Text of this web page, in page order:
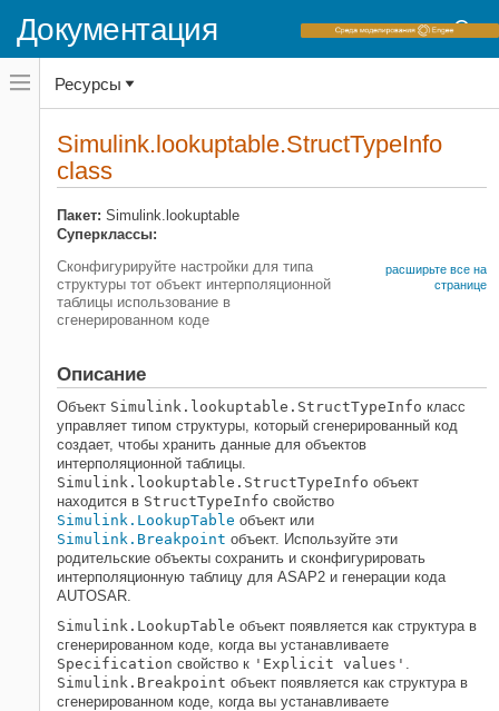
Документация
Переключатель
навигационного
меню
переключатель
навигационного
Simulink
Моделирование
Проектирование поведения модели
Нелинейность
Класс
SIMULINK.LOOKUPTABLE.STRUCTTYPEINFO
НА ЭТОЙ СТРАНИЦЕ
Конструкция
Свойства
Копировать семантику
Смотрите также
Ресурсы
Simulink.lookuptable.StructTypeInfo
class
Пакет: Simulink.lookuptable
Суперклассы:
Сконфигурируйте настройки для типа
структуры тот объект интерполяционной
таблицы использование в
сгенерированном коде
расширьте все на
странице
Описание
Объект Simulink.lookuptable.StructTypeInfo класс
управляет типом структуры, который сгенерированный код
создает, чтобы хранить данные для объектов
интерполяционной таблицы.
Simulink.lookuptable.StructTypeInfo объект
находится в StructTypeInfo свойство
Simulink.LookupTable объект или
Simulink.Breakpoint объект. Используйте эти
родительские объекты сохранить и сконфигурировать
интерполяционную таблицу для ASAP2 и генерации кода
AUTOSAR.
Simulink.LookupTable объект появляется как структура в
сгенерированном коде, когда вы устанавливаете
Specification свойство к 'Explicit values' .
Simulink.Breakpoint объект появляется как структура в
сгенерированном коде, когда вы устанавливаете